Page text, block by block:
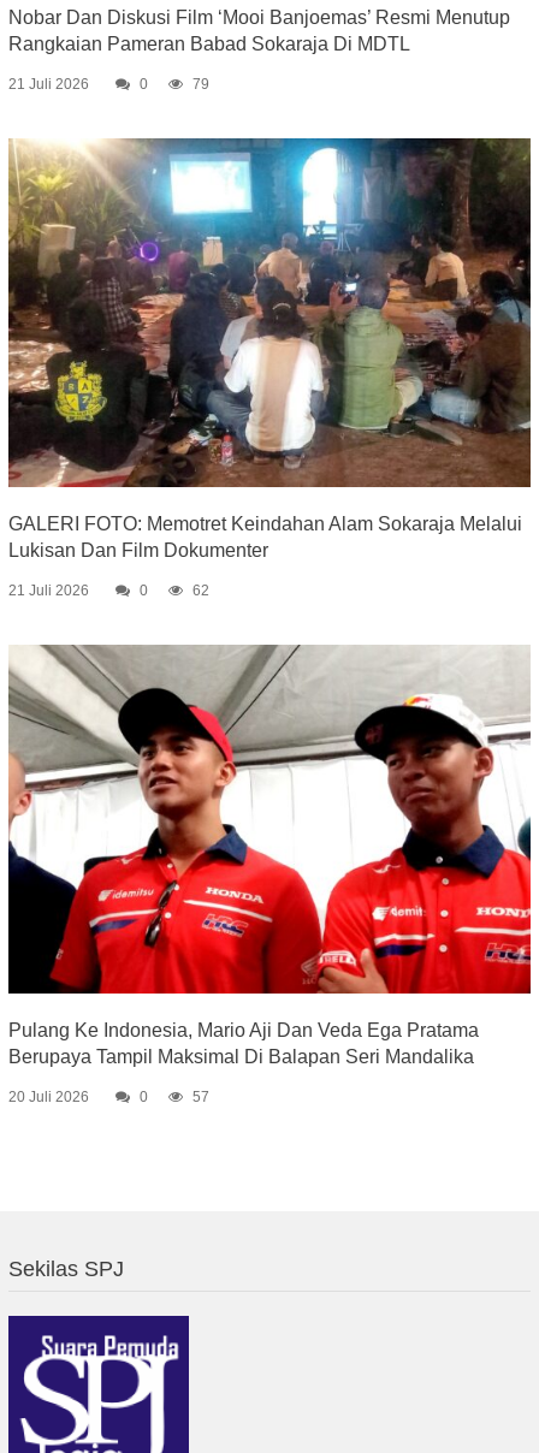
Nobar Dan Diskusi Film ‘Mooi Banjoemas’ Resmi Menutup
Rangkaian Pameran Babad Sokaraja Di MDTL
21 Juli 2026 0 79
GALERI FOTO: Memotret Keindahan Alam Sokaraja Melalui
Lukisan Dan Film Dokumenter
21 Juli 2026 0 62
Pulang Ke Indonesia, Mario Aji Dan Veda Ega Pratama
Berupaya Tampil Maksimal Di Balapan Seri Mandalika
20 Juli 2026 0 57
Sekilas SPJ